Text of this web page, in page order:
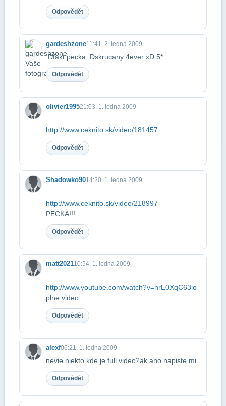
Odpovědět
gardeshzone11:41, 2. ledna 2009
:Dfakt pecka :Dskrucany 4ever xD 5*
Odpovědět
olivier199521:03, 1. ledna 2009
http://www.ceknito.sk/video/181457
Odpovědět
Shadowko9014:20, 1. ledna 2009
http://www.ceknito.sk/video/218997
PECKA!!!.
Odpovědět
matt202110:54, 1. ledna 2009
http://www.youtube.com/watch?v=nrE0XqC63io
plne video
Odpovědět
alexf06:21, 1. ledna 2009
nevie niekto kde je full video?ak ano napiste mi
Odpovědět